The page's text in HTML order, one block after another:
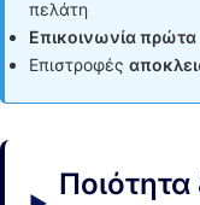
πελάτη
Επικοινωνία πρώτα
Επιστροφές